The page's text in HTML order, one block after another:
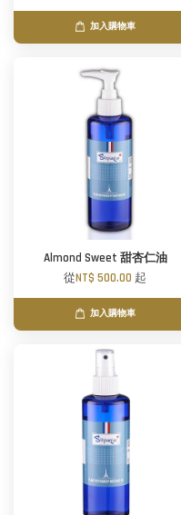
加入購物車
Almond Sweet 甜杏仁油
從NT$ 500.00 起
加入購物車